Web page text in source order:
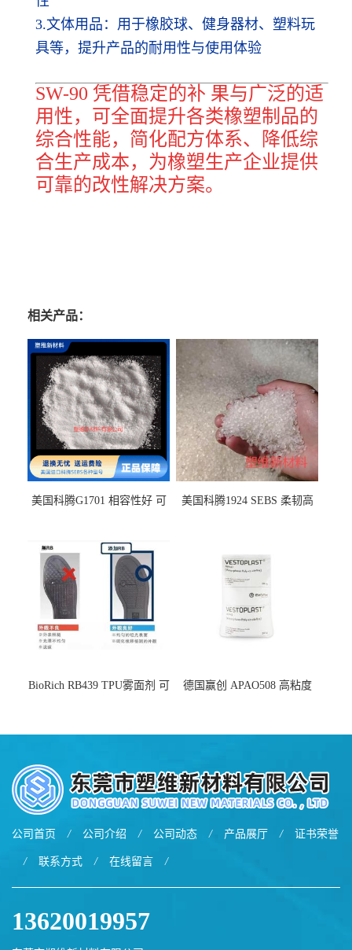
3.文体用品：用于橡胶球、健身器材、塑料玩
具等，提升产品的耐用性与使用体验
SW-90 凭借稳定的补 果与广泛的适
用性，可全面提升各类橡塑制品的
综合性能，简化配方体系、降低综
合生产成本，为橡塑生产企业提供
可靠的改性解决方案。
相关产品：
美国科腾G1701 相容性好 可
美国科腾1924 SEBS 柔韧高
BioRich RB439 TPU雾面剂 可
德国赢创 APAO508 高粘度
公司首页 / 公司介绍 / 公司动态 / 产品展厅 / 证书荣誉
/ 联系方式 / 在线留言 /
13620019957